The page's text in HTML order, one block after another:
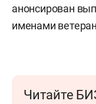
анонсирован
именами
Читайте